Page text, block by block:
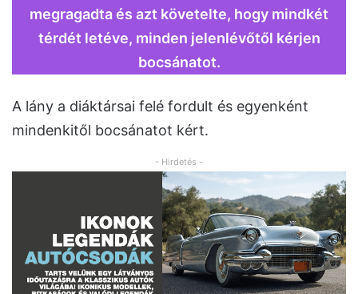
megragadta és azt követelte, hogy mindkét
térdét letéve, minden jelenlévőtől kérjen
bocsánatot.
A lány a diáktársai felé fordult és egyenként
mindenkitől bocsánatot kért.
- Hirdetés -